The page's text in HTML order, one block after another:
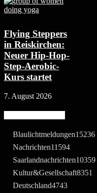
Flying Steppers
in Reiskirchen:
Neuer Hip-Hop-
Step-Aerobic-
Kurs startet
7. August 2026
Blaulichtmeldungen15236
Nachrichten11594
Saarlandnachrichten10359
Kultur&Gesellschaft8351
Deutschland4743